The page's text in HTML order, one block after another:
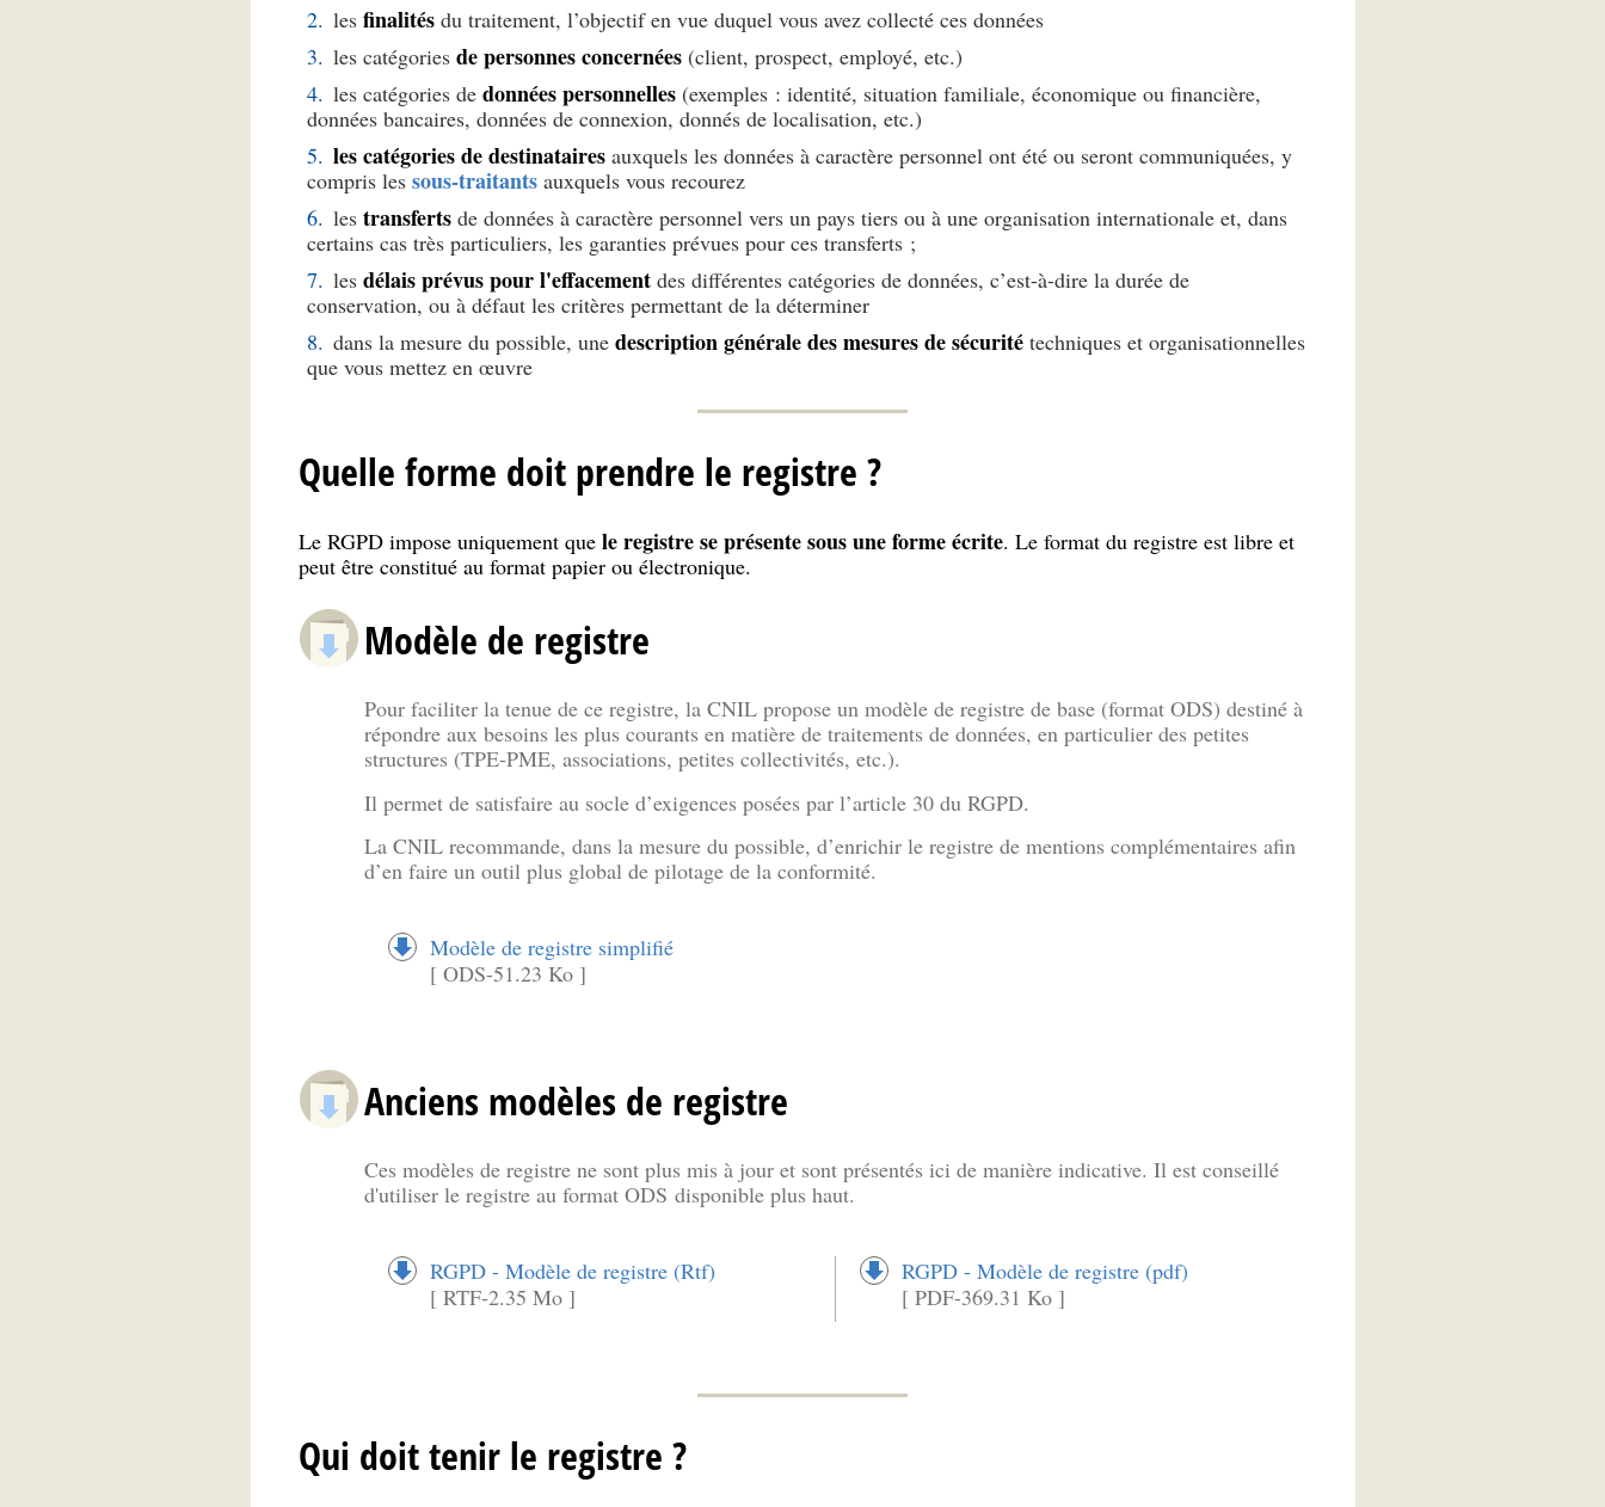
les finalitésdu traitement, l’objectif en vue duquel vous avez collecté ces données
les catégoriesde personnesconcernées (client, prospect, employé, etc.)
les catégories de données personnelles(exemples : identité, situation familiale, économique ou financière,
données bancaires, données de connexion, donnés de localisation, etc.)
les catégories de destinatairesauxquels les données à caractère personnel ont été ou seront communiquées, y
compris les sous-traitantsauxquels vous recourez
les transfertsde données à caractère personnel vers un pays tiers ou à une organisation internationale et, dans
certains cas très particuliers, les garanties prévues pour ces transferts ;
les délais prévus pour l'effacementdes différentes catégories de données, c’est-à-dire la durée de
conservation, ou à défaut les critères permettant de la déterminer
dans la mesure du possible, une description générale des mesures de sécuritétechniques et organisationnelles
que vous mettez en œuvre
Quelle forme doit prendre le registre ?
Le RGPD impose uniquement que le registre se présente sous une forme écrite. Le format du registre est libre et
peut être constitué au format papier ou électronique.
Modèle de registre
Pour faciliter la tenue de ce registre, la CNIL propose un modèle de registre de base (format ODS) destiné à
répondre aux besoins les plus courants en matière de traitements de données, en particulier des petites
structures (TPE-PME, associations, petites collectivités, etc.).
Il permet de satisfaire au socle d’exigences posées par l’article 30 du RGPD.
La CNIL recommande, dans la mesure du possible, d’enrichir le registre de mentions complémentaires afin
d’en faire un outil plus global de pilotage de la conformité.
Modèle de registre simplifié
[ ODS-51.23 Ko ]
Anciens modèles de registre
Ces modèles de registre ne sont plus mis à jour et sont présentés ici de manière indicative. Il est conseillé
d'utiliser le registre au format ODS disponible plus haut.
RGPD - Modèle de registre (Rtf)
[ RTF-2.35 Mo ]
RGPD - Modèle de registre (pdf)
[ PDF-369.31 Ko ]
Qui doit tenir le registre ?